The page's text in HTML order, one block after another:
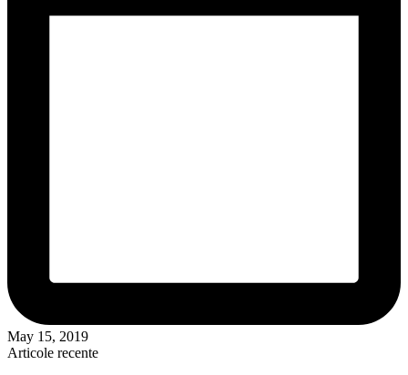
May 15, 2019
Articole recente